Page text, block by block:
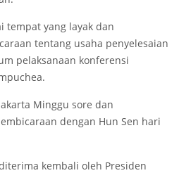
tempat yang layak dan
tentang usaha penyelesaian
pelaksanaan konferensi
Minggu sore dan
dengan Hun Sen hari
kembali oleh Presiden